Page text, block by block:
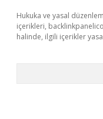
Hukuka ve yasal
içerikleri,
halinde, ilgili içerikler